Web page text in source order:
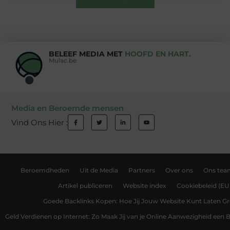
BELEEF MEDIA MET HOOFD EN HART.
Mulac.be
Media en Beroemde mensen
Vind Ons Hier :
Beroemdheden Uit de Media Partners Over ons Ons
Artikel publiceren Website index Cookiebeleid
Goede Backlinks Kopen: Hoe Jij Jouw Website Kunt Laten
Geld Verdienen op Internet: Zo Maak Jij van je Online Aanwezigheid een